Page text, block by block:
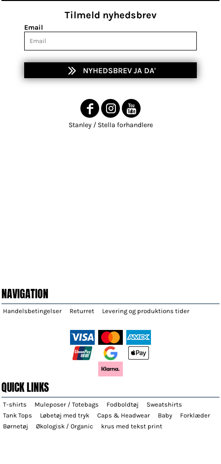
Tilmeld nyhedsbrev
Email
NYHEDSBREV JA DA'
Stanley / Stella forhandlere
NAVIGATION
Handelsbetingelser Returret Levering og produktions tider
QUICK LINKS
T-shirts Muleposer / Totebags Fodboldtøj
Sweatshirts
Tank Tops
Løbetøj med tryk Caps & Headwear Baby
Forklæder
Børnetøj
Økologisk / Organic krus med tekst print